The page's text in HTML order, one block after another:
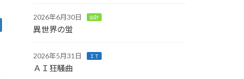
2026年6月30日 会計
異世界の蛍
2026年5月31日 ＩＴ
ＡＩ狂騒曲